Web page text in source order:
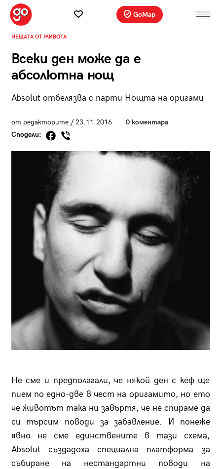
GoMap
НЕЩАТА ОТ ЖИВОТА
Всеки ден може да е
абсолютна нощ
Absolut отбелязва с парти Нощта на оригами
от редакторите / 23.11.2016
0 коментара
Сподели:
Не сме и предполагали, че някой ден с кеф ще
пием по едно-две в чест на оригамито, но ето
че животът така ни завъртя, че не спираме да
си търсим поводи за забавление. И понеже
явно не сме единствените в тази схема,
Absolut създадоха специална платформа за
събиране на нестандартни поводи на